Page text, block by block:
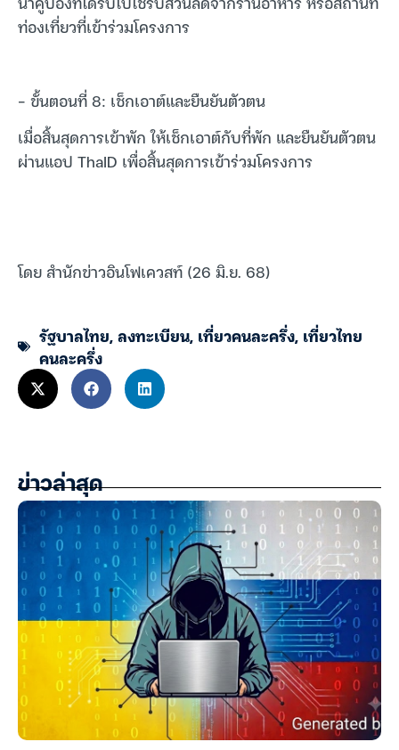
ท่องเที่ยวที่เข้าร่วมโครงการ
– ขั้นตอนที่ 8: เช็กเอาต์และยืนยันตัวตน
เมื่อสิ้นสุดการเข้าพัก ให้เช็กเอาต์กับที่พัก และยืนยันตัวตน
ผ่านแอป ThaID เพื่อสิ้นสุดการเข้าร่วมโครงการ
โดย สำนักข่าวอินโฟเควสท์ (26 มิ.ย. 68)
รัฐบาลไทย,ลงทะเบียน, เที่ยวคนละครึ่ง, เที่ยวไทย
คนละครึ่ง
ข่าวล่าสุด